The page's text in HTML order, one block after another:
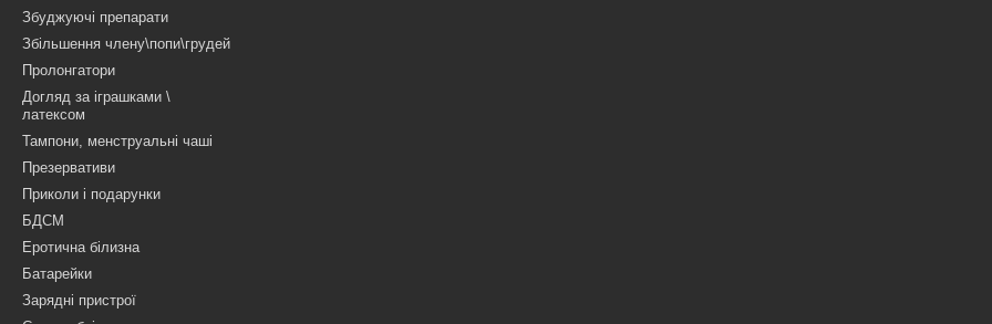
Збуджуючі препарати
Збільшення члену\попи\грудей
Пролонгатори
Догляд за іграшками \
латексом
Тампони, менструальні чаші
Презервативи
Приколи і подарунки
БДСМ
Еротична білизна
Батарейки
Зарядні пристрої